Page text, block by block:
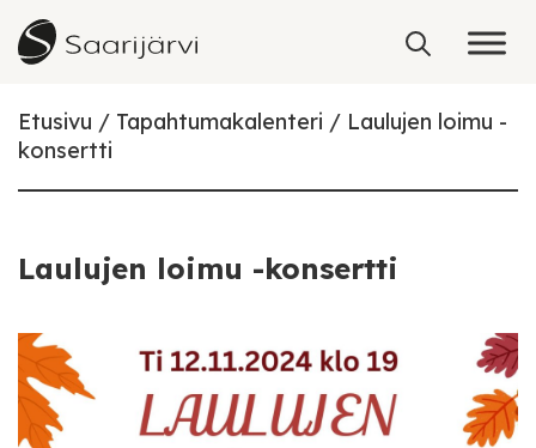
Skip to content
Etusivu Tapahtumakalenteri
Laulujen loimu -
konsertti
Laulujen loimu -konsertti